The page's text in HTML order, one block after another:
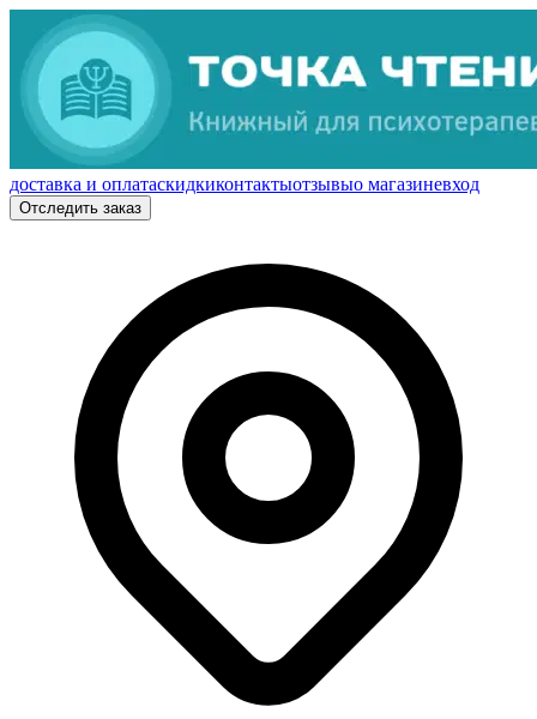
доставка и оплатаскидкиконтактыотзывыо магазиневход
Отследить заказ